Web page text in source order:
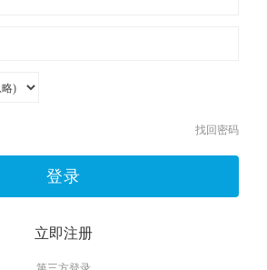
找回密码
登录
立即注册